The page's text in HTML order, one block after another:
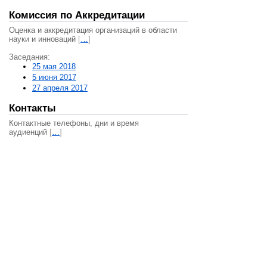
Комиссия по Аккредитации
Оценка и аккредитация организаций в области
науки и инноваций […]
Заседания:
25 мая 2018
5 июня 2017
27 апреля 2017
Контакты
Контактные телефоны, дни и время
аудиенций […]